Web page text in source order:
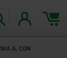
A, CON